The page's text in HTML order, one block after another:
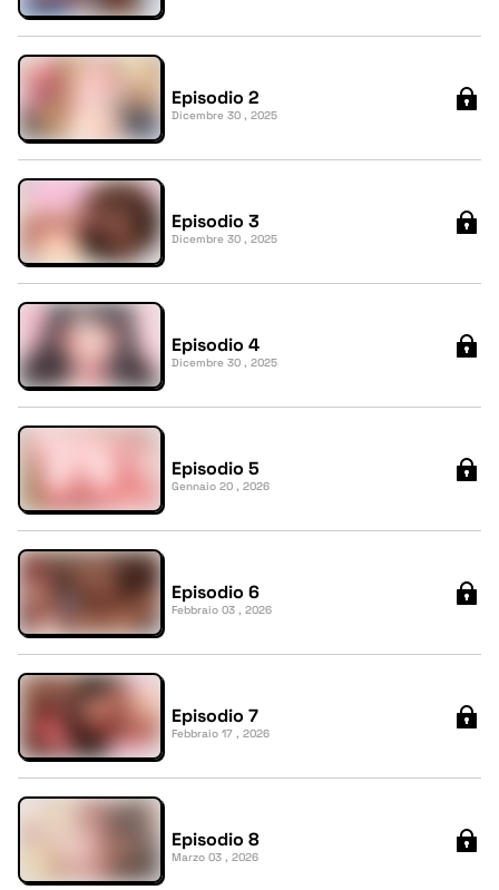
Episodio 2
Dicembre 30 , 2025
Episodio 3
Dicembre 30 , 2025
Episodio 4
Dicembre 30 , 2025
Episodio 5
Gennaio 20 , 2026
Episodio 6
Febbraio 03 , 2026
Episodio 7
Febbraio 17 , 2026
Episodio 8
Marzo 03 , 2026